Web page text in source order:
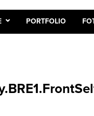
PORTFOLIO